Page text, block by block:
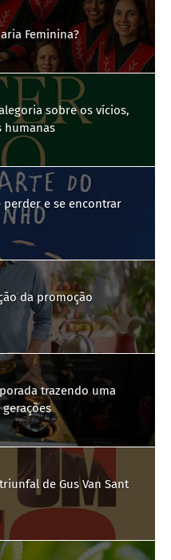
Feminina?
sobre os vícios,
humanas
perder e se encontrar
da promoção
trazendo uma
de Gus Van Sant